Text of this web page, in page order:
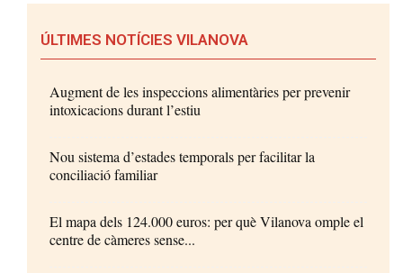
ÚLTIMES NOTÍCIES VILANOVA
Augment de les inspeccions alimentàries per prevenir
intoxicacions durant l’estiu
Nou sistema d’estades temporals per facilitar la
conciliació familiar
El mapa dels 124.000 euros: per què Vilanova omple el
centre de càmeres sense...